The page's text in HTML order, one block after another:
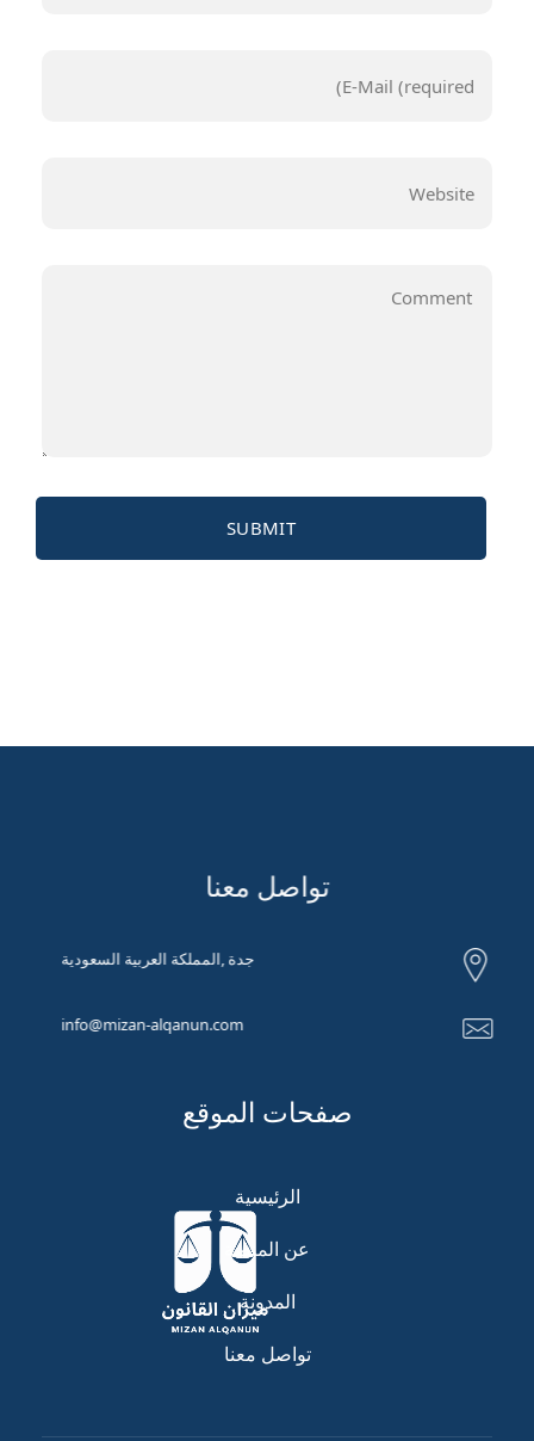
تواصل معنا
جدة ,المملكة العربية السعودية
info@mizan-alqanun.com
صفحات الموقع
الرئيسية
عن المنصة
المدونة
تواصل معنا